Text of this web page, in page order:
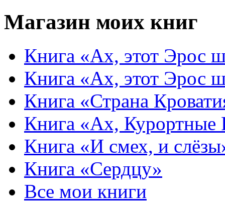
Магазин моих книг
Книга «Ах, этот Эрос
Книга «Ах, этот Эрос
Книга «Страна
Книга «Ах,
Книга «И смех, и
Книга «Сердцу»
Все мои книги